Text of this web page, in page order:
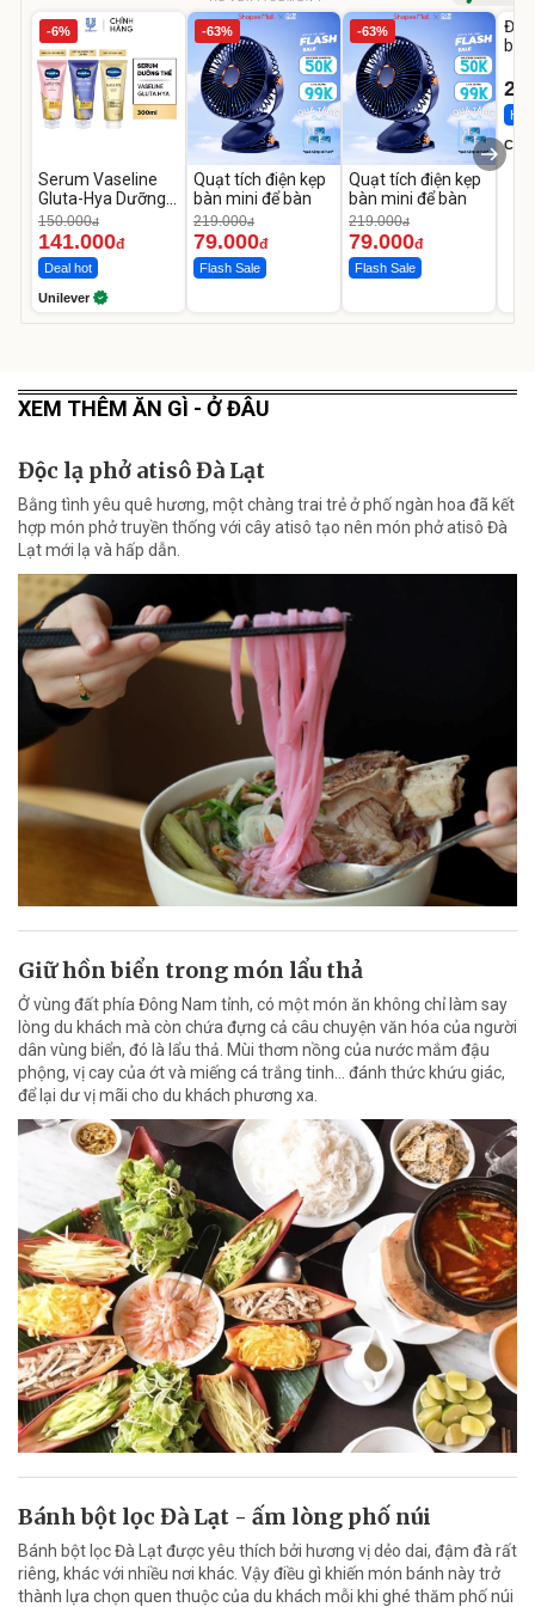
-6%
Serum Vaseline
Gluta-Hya Dưỡng
Da Sáng Mịn Sau 7
Ngày
150.000đ
141.000đ
Deal hot
Unilever
-63%
Quạt tích điện kẹp
bàn mini để bàn
219.000đ
79.000đ
Flash Sale
-63%
Quạt tích điện kẹp
bàn mini để bàn
219.000đ
79.000đ
Flash Sale
Đai
bé
Hot
XEM THÊM ĂN GÌ - Ở ĐÂU
Độc lạ phở atisô Đà Lạt
Bằng tình yêu quê hương, một chàng trai trẻ ở phố ngàn hoa đã kết
hợp món phở truyền thống với cây atisô tạo nên món phở atisô Đà
Lạt mới lạ và hấp dẫn.
Giữ hồn biển trong món lẩu thả
Ở vùng đất phía Đông Nam tỉnh, có một món ăn không chỉ làm say
lòng du khách mà còn chứa đựng cả câu chuyện văn hóa của người
dân vùng biển, đó là lẩu thả. Mùi thơm nồng của nước mắm đậu
phộng, vị cay của ớt và miếng cá trắng tinh… đánh thức khứu giác,
để lại dư vị mãi cho du khách phương xa.
Bánh bột lọc Đà Lạt - ấm lòng phố núi
Bánh bột lọc Đà Lạt được yêu thích bởi hương vị dẻo dai, đậm đà rất
riêng, khác với nhiều nơi khác. Vậy điều gì khiến món bánh này trở
thành lựa chọn quen thuộc của du khách mỗi khi ghé thăm phố núi